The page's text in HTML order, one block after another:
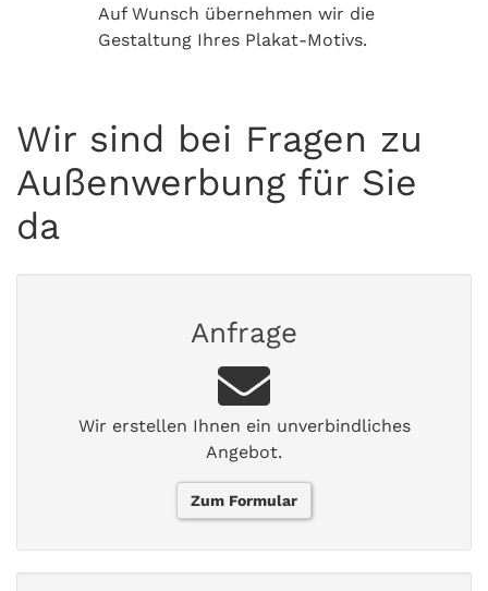
Auf Wunsch übernehmen wir die
Gestaltung Ihres Plakat-Motivs.
Wir sind bei Fragen zu
Außenwerbung für Sie
da
Anfrage
Wir erstellen Ihnen ein unverbindliches
Angebot.
Zum Formular